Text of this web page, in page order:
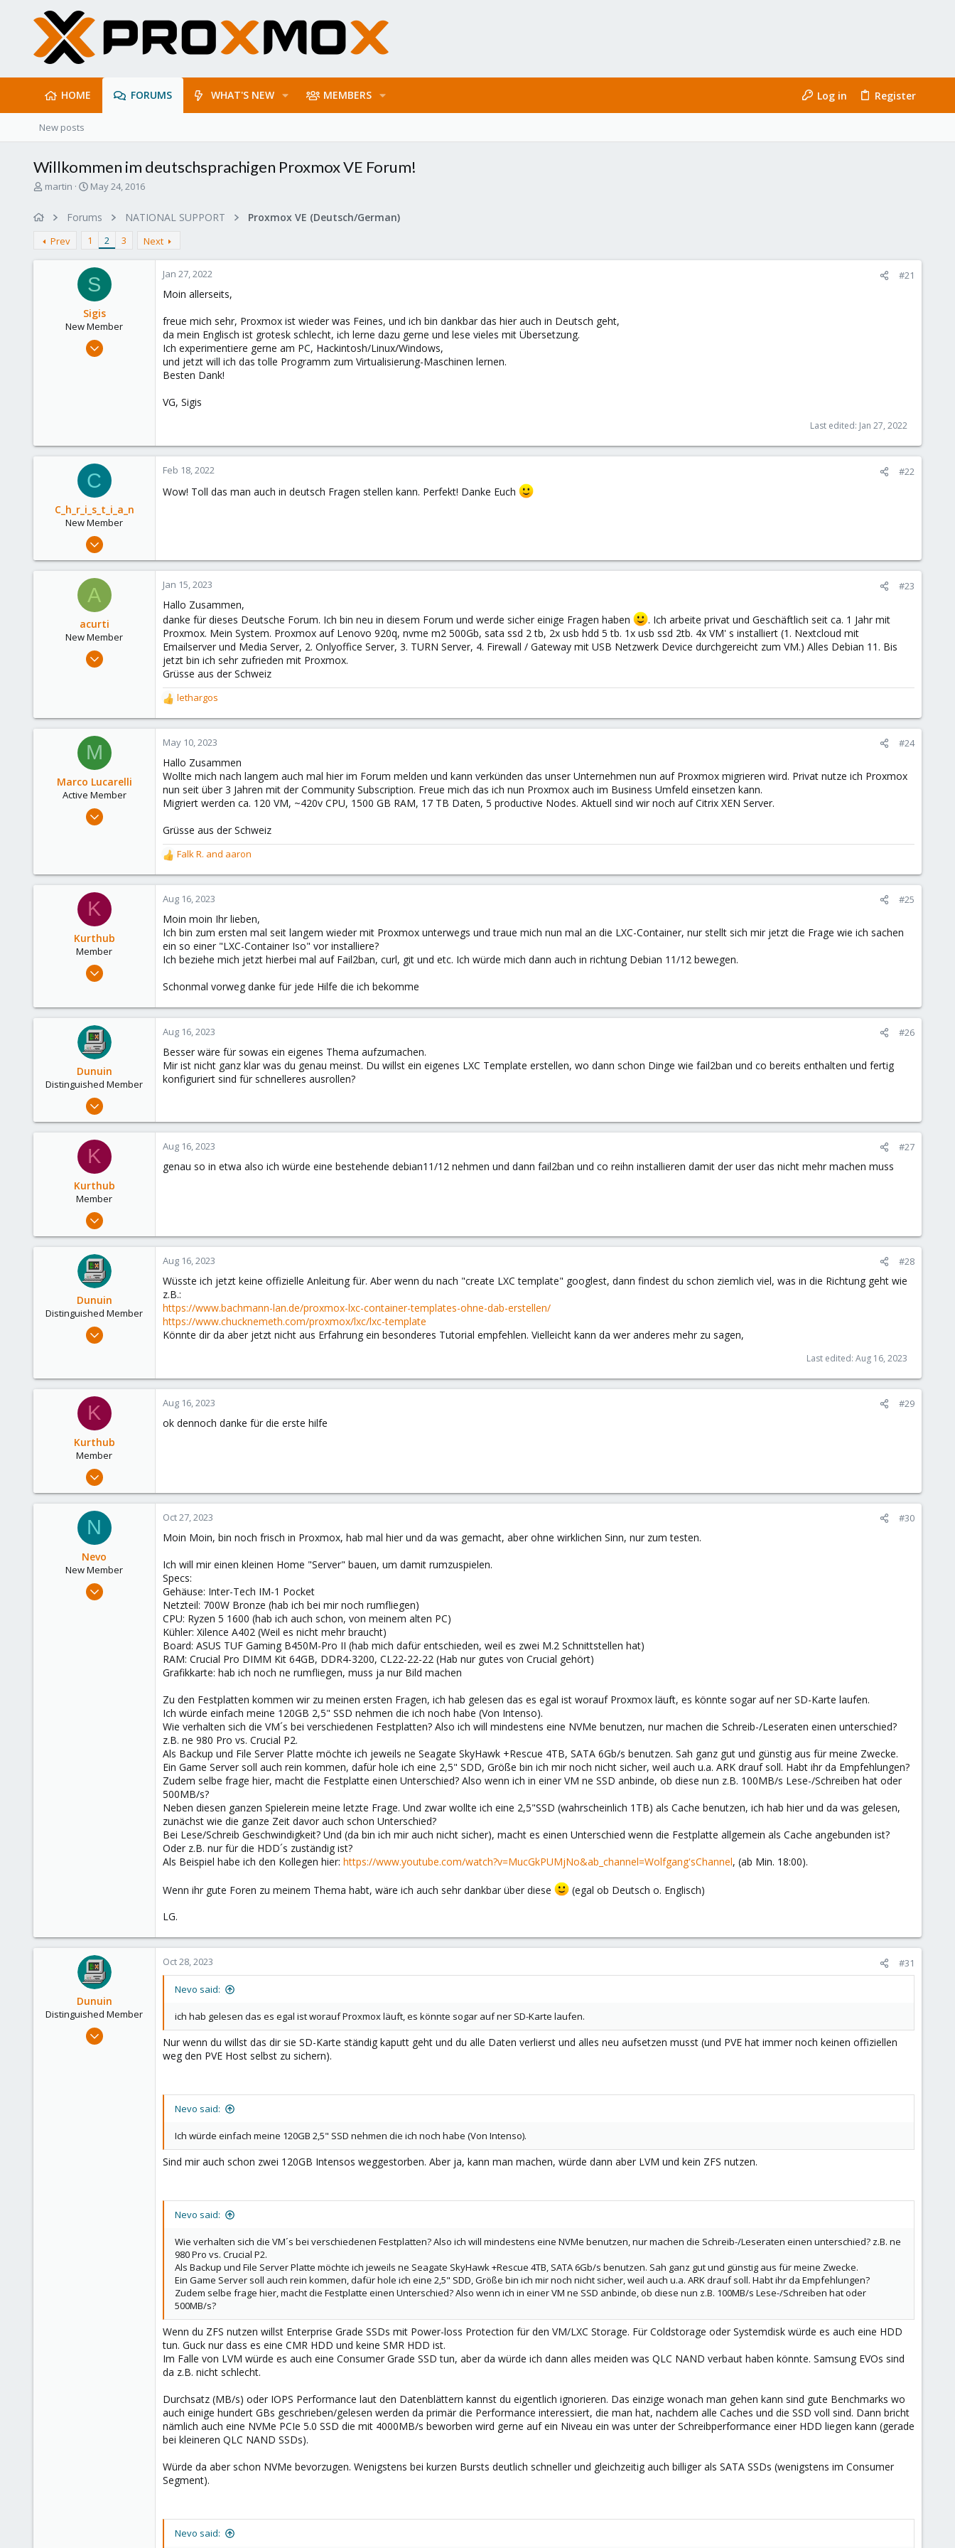
HOME FORUMS WHAT'S NEW MEMBERS Log in Register
New posts
Willkommen im deutschsprachigen Proxmox VE Forum!
T
a
s
martin
S
r
t
a
t
e
May 24, 2016
Forums NATIONAL SUPPORT Proxmox VE (Deutsch/German)
Prev 1 2 3 Next
S
Sigis
New Member
Jan 27, 2022
Jan 27, 2022 #21
Moin allerseits,
freue mich sehr, Proxmox ist wieder was Feines, und ich bin dankbar das hier auch in Deutsch geht,
da mein Englisch ist grotesk schlecht, ich lerne dazu gerne und lese vieles mit Übersetzung.
Ich experimentiere gerne am PC, Hackintosh/Linux/Windows,
und jetzt will ich das tolle Programm zum Virtualisierung-Maschinen lernen.
Besten Dank!
VG, Sigis
Last edited: Jan 27, 2022
C
C_h_r_i_s_t_i_a_n
New Member
Feb 18, 2022
0
Feb 18, 2022 #22
Wow! Toll das man auch in deutsch Fragen stellen kann. Perfekt! Danke Euch
A
acurti
New Member
Jan 15, 2023
Jan 15, 2023 #23
Hallo Zusammen,
danke für dieses Deutsche Forum. Ich bin neu in diesem Forum und werde sicher einige Fragen haben
. Ich arbeite privat und Geschäftlich seit ca. 1 Jahr mit
Proxmox. Mein System. Proxmox auf Lenovo 920q, nvme m2 500Gb, sata ssd 2 tb, 2x usb hdd 5 tb. 1x usb ssd 2tb. 4x VM' s installiert (1. Nextcloud mit
Emailserver und Media Server, 2. Onlyoffice Server, 3. TURN Server, 4. Firewall / Gateway mit USB Netzwerk Device durchgereicht zum VM.) Alles Debian 11. Bis
jetzt bin ich sehr zufrieden mit Proxmox.
Grüsse aus der Schweiz
R
e
a
c
i
o
n
s
lethargos
M
Marco Lucarelli
Active Member
Feb 5, 2019
May 10, 2023 #24
Hallo Zusammen
Wollte mich nach langem auch mal hier im Forum melden und kann verkünden das unser Unternehmen nun auf Proxmox migrieren wird. Privat nutze ich Proxmox
nun seit über 3 Jahren mit der Community Subscription. Freue mich das ich nun Proxmox auch im Business Umfeld einsetzen kann.
Migriert werden ca. 120 VM, ~420v CPU, 1500 GB RAM, 17 TB Daten, 5 productive Nodes. Aktuell sind wir noch auf Citrix XEN Server.
Grüsse aus der Schweiz
R
e
a
c
i
o
n
s
Falk R. and aaron
K
Kurthub
Member
Aug 9, 2023
6
Aug 16, 2023 #25
Moin moin Ihr lieben,
Ich bin zum ersten mal seit langem wieder mit Proxmox unterwegs und traue mich nun mal an die LXC-Container, nur stellt sich mir jetzt die Frage wie ich sachen
ein so einer "LXC-Container Iso" vor installiere?
Ich beziehe mich jetzt hierbei mal auf Fail2ban, curl, git und etc. Ich würde mich dann auch in richtung Debian 11/12 bewegen.
Schonmal vorweg danke für jede Hilfe die ich bekomme
Dunuin
Distinguished Member
Jun 30, 2020
4,874
Germany
Aug 16, 2023 #26
Besser wäre für sowas ein eigenes Thema aufzumachen.
Mir ist nicht ganz klar was du genau meinst. Du willst ein eigenes LXC Template erstellen, wo dann schon Dinge wie fail2ban und co bereits enthalten und fertig
konfiguriert sind für schnelleres ausrollen?
K
Kurthub
Member
Aug 9, 2023
0
Aug 16, 2023 #27
genau so in etwa also ich würde eine bestehende debian11/12 nehmen und dann fail2ban und co reihn installieren damit der user das nicht mehr machen muss
Dunuin
Distinguished Member
Jun 30, 2020
290
Germany
Aug 16, 2023 #28
Wüsste ich jetzt keine offizielle Anleitung für. Aber wenn du nach "create LXC template" googlest, dann findest du schon ziemlich viel, was in die Richtung geht wie
z.B.:
https://www.bachmann-lan.de/proxmox-lxc-container-templates-ohne-dab-erstellen/
https://www.chucknemeth.com/proxmox/lxc/lxc-template
Könnte dir da aber jetzt nicht aus Erfahrung ein besonderes Tutorial empfehlen. Vielleicht kann da wer anderes mehr zu sagen,
Last edited: Aug 16, 2023
K
Kurthub
Member
Aug 9, 2023
0
Aug 16, 2023 #29
ok dennoch danke für die erste hilfe
N
Nevo
New Member
Oct 27, 2023
Oct 27, 2023 #30
Moin Moin, bin noch frisch in Proxmox, hab mal hier und da was gemacht, aber ohne wirklichen Sinn, nur zum testen.
Ich will mir einen kleinen Home "Server" bauen, um damit rumzuspielen.
Specs:
Gehäuse: Inter-Tech IM-1 Pocket
Netzteil: 700W Bronze (hab ich bei mir noch rumfliegen)
CPU: Ryzen 5 1600 (hab ich auch schon, von meinem alten PC)
Kühler: Xilence A402 (Weil es nicht mehr braucht)
Board: ASUS TUF Gaming B450M-Pro II (hab mich dafür entschieden, weil es zwei M.2 Schnittstellen hat)
RAM: Crucial Pro DIMM Kit 64GB, DDR4-3200, CL22-22-22 (Hab nur gutes von Crucial gehört)
Grafikkarte: hab ich noch ne rumfliegen, muss ja nur Bild machen
Zu den Festplatten kommen wir zu meinen ersten Fragen, ich hab gelesen das es egal ist worauf Proxmox läuft, es könnte sogar auf ner SD-Karte laufen.
Ich würde einfach meine 120GB 2,5" SSD nehmen die ich noch habe (Von Intenso).
Wie verhalten sich die VM´s bei verschiedenen Festplatten? Also ich will mindestens eine NVMe benutzen, nur machen die Schreib-/Leseraten einen unterschied?
z.B. ne 980 Pro vs. Crucial P2.
Als Backup und File Server Platte möchte ich jeweils ne Seagate SkyHawk +Rescue 4TB, SATA 6Gb/s benutzen. Sah ganz gut und günstig aus für meine Zwecke.
Ein Game Server soll auch rein kommen, dafür hole ich eine 2,5" SDD, Größe bin ich mir noch nicht sicher, weil auch u.a. ARK drauf soll. Habt ihr da Empfehlungen?
Zudem selbe frage hier, macht die Festplatte einen Unterschied? Also wenn ich in einer VM ne SSD anbinde, ob diese nun z.B. 100MB/s Lese-/Schreiben hat oder
500MB/s?
Neben diesen ganzen Spielerein meine letzte Frage. Und zwar wollte ich eine 2,5"SSD (wahrscheinlich 1TB) als Cache benutzen, ich hab hier und da was gelesen,
zunächst wie die ganze Zeit davor auch schon Unterschied?
Bei Lese/Schreib Geschwindigkeit? Und (da bin ich mir auch nicht sicher), macht es einen Unterschied wenn die Festplatte allgemein als Cache angebunden ist?
Oder z.B. nur für die HDD´s zuständig ist?
Als Beispiel habe ich den Kollegen hier: https://www.youtube.com/watch?v=MucGkPUMjNo&ab_channel=Wolfgang'sChannel, (ab Min. 18:00).
Wenn ihr gute Foren zu meinem Thema habt, wäre ich auch sehr dankbar über diese
(egal ob Deutsch o. Englisch)
LG.
Dunuin
Distinguished Member
Jun 30, 2020
Oct 28, 2023 #31
Nevo said:
ich hab gelesen das es egal ist worauf Proxmox läuft, es könnte sogar auf ner SD-Karte laufen.
Nur wenn du willst das dir sie SD-Karte ständig kaputt geht und du alle Daten verlierst und alles neu aufsetzen musst (und PVE hat immer noch keinen offiziellen
weg den PVE Host selbst zu sichern).
Nevo said:
Ich würde einfach meine 120GB 2,5" SSD nehmen die ich noch habe (Von Intenso).
Sind mir auch schon zwei 120GB Intensos weggestorben. Aber ja, kann man machen, würde dann aber LVM und kein ZFS nutzen.
Nevo said:
Wie verhalten sich die VM´s bei verschiedenen Festplatten? Also ich will mindestens eine NVMe benutzen, nur machen die Schreib-/Leseraten einen unterschied? z.B. ne
980 Pro vs. Crucial P2.
Als Backup und File Server Platte möchte ich jeweils ne Seagate SkyHawk +Rescue 4TB, SATA 6Gb/s benutzen. Sah ganz gut und günstig aus für meine Zwecke.
Ein Game Server soll auch rein kommen, dafür hole ich eine 2,5" SDD, Größe bin ich mir noch nicht sicher, weil auch u.a. ARK drauf soll. Habt ihr da Empfehlungen?
Zudem selbe frage hier, macht die Festplatte einen Unterschied? Also wenn ich in einer VM ne SSD anbinde, ob diese nun z.B. 100MB/s Lese-/Schreiben hat oder
500MB/s?
Wenn du ZFS nutzen willst Enterprise Grade SSDs mit Power-loss Protection für den VM/LXC Storage. Für Coldstorage oder Systemdisk würde es auch eine HDD
tun. Guck nur dass es eine CMR HDD und keine SMR HDD ist.
Im Falle von LVM würde es auch eine Consumer Grade SSD tun, aber da würde ich dann alles meiden was QLC NAND verbaut haben könnte. Samsung EVOs sind
da z.B. nicht schlecht.
Durchsatz (MB/s) oder IOPS Performance laut den Datenblättern kannst du eigentlich ignorieren. Das einzige wonach man gehen kann sind gute Benchmarks wo
auch einige hundert GBs geschrieben/gelesen werden da primär die Performance interessiert, die man hat, nachdem alle Caches und die SSD voll sind. Dann bricht
nämlich auch eine NVMe PCIe 5.0 SSD die mit 4000MB/s beworben wird gerne auf ein Niveau ein was unter der Schreibperformance einer HDD liegen kann (gerade
bei kleineren QLC NAND SSDs).
Würde da aber schon NVMe bevorzugen. Wenigstens bei kurzen Bursts deutlich schneller und gleichzeitig auch billiger als SATA SSDs (wenigstens im Consumer
Segment).
Nevo said: